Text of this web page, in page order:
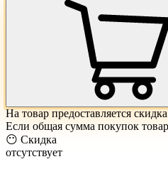
На товар предоставляется
Если общая сумма покупок
😶 Скидка
отсутствует